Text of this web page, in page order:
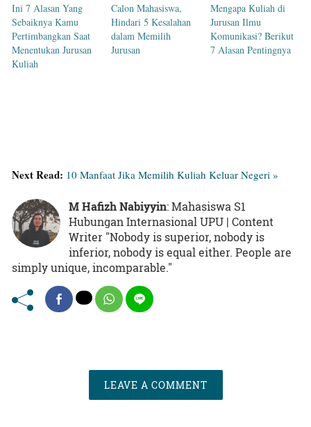
Ini 7 Alasan Yang
Sebaiknya Kamu
Pertimbangkan Saat
Menentukan Jurusan
Kuliah
Calon Mahasiswa,
Hindari 5 Kesalahan
dalam Memilih
Jurusan
Mengapa Kuliah di
Jurusan Ilmu
Komunikasi? Berikut
7 Alasan Pentingnya
Next Read: 10 Manfaat Jika Memilih Kuliah Keluar Negeri »
M Hafizh Nabiyyin: Mahasiswa S1
Hubungan Internasional UPU | Content
Writer "Nobody is superior, nobody is
inferior, nobody is equal either. People are
simply unique, incomparable."
LEAVE A COMMENT